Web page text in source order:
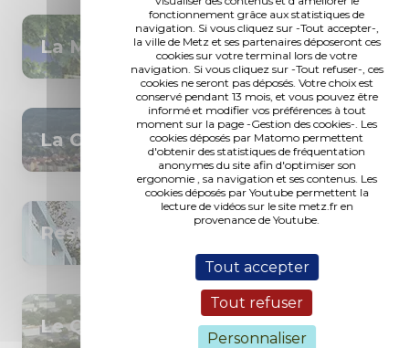
fonctionnement grâce aux statistiques de
navigation. Si vous cliquez sur -Tout accepter-,
la ville de Metz et ses partenaires déposeront ces
cookies sur votre terminal lors de votre
navigation. Si vous cliquez sur -Tout refuser-, ces
cookies ne seront pas déposés. Votre choix est
conservé pendant 13 mois, et vous pouvez être
informé et modifier vos préférences à tout
moment sur la page -Gestion des cookies-. Les
cookies déposés par Matomo permettent
d'obtenir des statistiques de fréquentation
anonymes du site afin d'optimiser son
ergonomie , sa navigation et ses contenus. Les
cookies déposés par Youtube permettent la
lecture de vidéos sur le site metz.fr en
provenance de Youtube.
Tout accepter
Tout refuser
Personnaliser
La Manufacture - Les Rives
La Caserne Desvallières
Restaurant scolaire Jean Morette
Le Quartier de l'Amphithéâtre